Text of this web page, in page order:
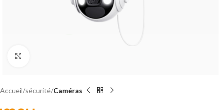
Accueil sécurité Caméras